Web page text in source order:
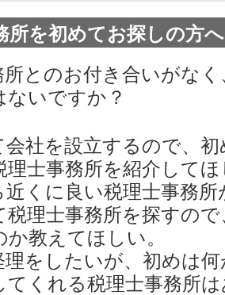
所を初めてお探しの方へ
所とのお付き合いがな
ないですか？
会社を設立するので、
理士事務所を紹介して
近くに良い税理士事務
税理士事務所を探すの
教えてほしい。
理をしたいが、初めは
てくれる税理士事務所